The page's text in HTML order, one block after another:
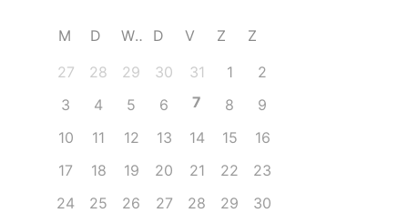
M D W D V Z
Z
27
28 29 30 31 1
2
3
4 5 6 7 8
9
10
11 12 13 14 15
16
17
18 19 20 21 22
23
24
25 26 27 28 29
30